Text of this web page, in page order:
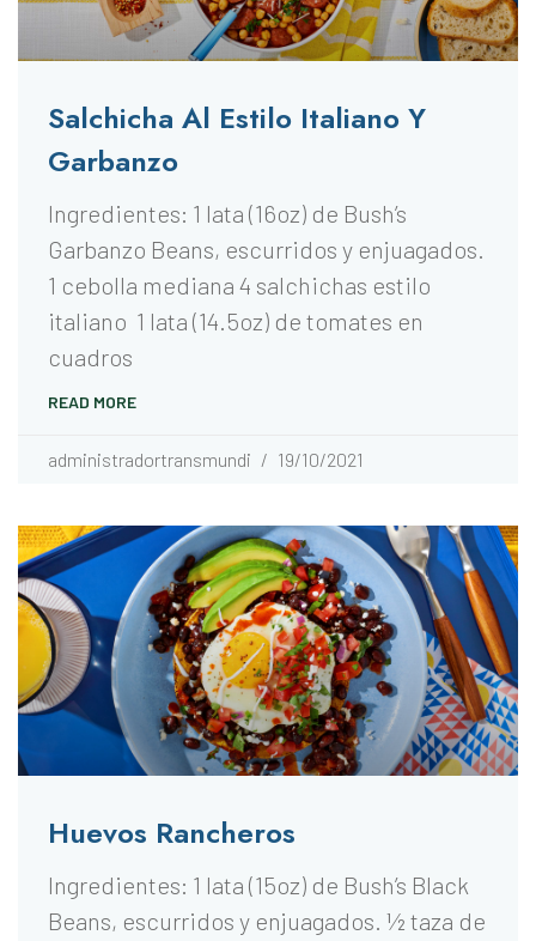
Salchicha Al Estilo Italiano Y
Garbanzo
Ingredientes: 1 lata (16oz) de Bush’s
Garbanzo Beans, escurridos y enjuagados.
1 cebolla mediana 4 salchichas estilo
italiano 1 lata (14.5oz) de tomates en
cuadros
READ MORE
administradortransmundi 19/10/2021
Huevos Rancheros
Ingredientes: 1 lata (15oz) de Bush’s Black
Beans, escurridos y enjuagados. ½ taza de